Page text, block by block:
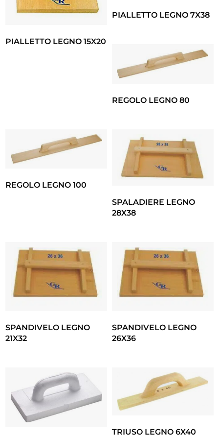
PIALLETTO LEGNO 15X20
PIALLETTO LEGNO 7X38
REGOLO LEGNO 80
REGOLO LEGNO 100
SPALADIERE LEGNO
28X38
SPANDIVELO LEGNO
21X32
SPANDIVELO LEGNO
26X36
TRIUSO LEGNO 6X40